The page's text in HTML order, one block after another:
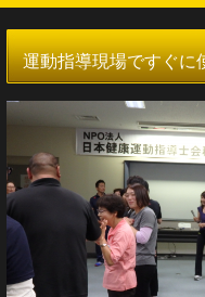
運動指導現場ですぐに